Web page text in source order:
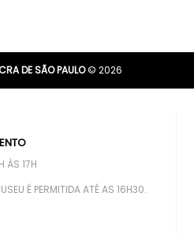
DE SÃO PAULO© 2026
ÀS 17H
É PERMITIDA ATÉ AS 16H30.